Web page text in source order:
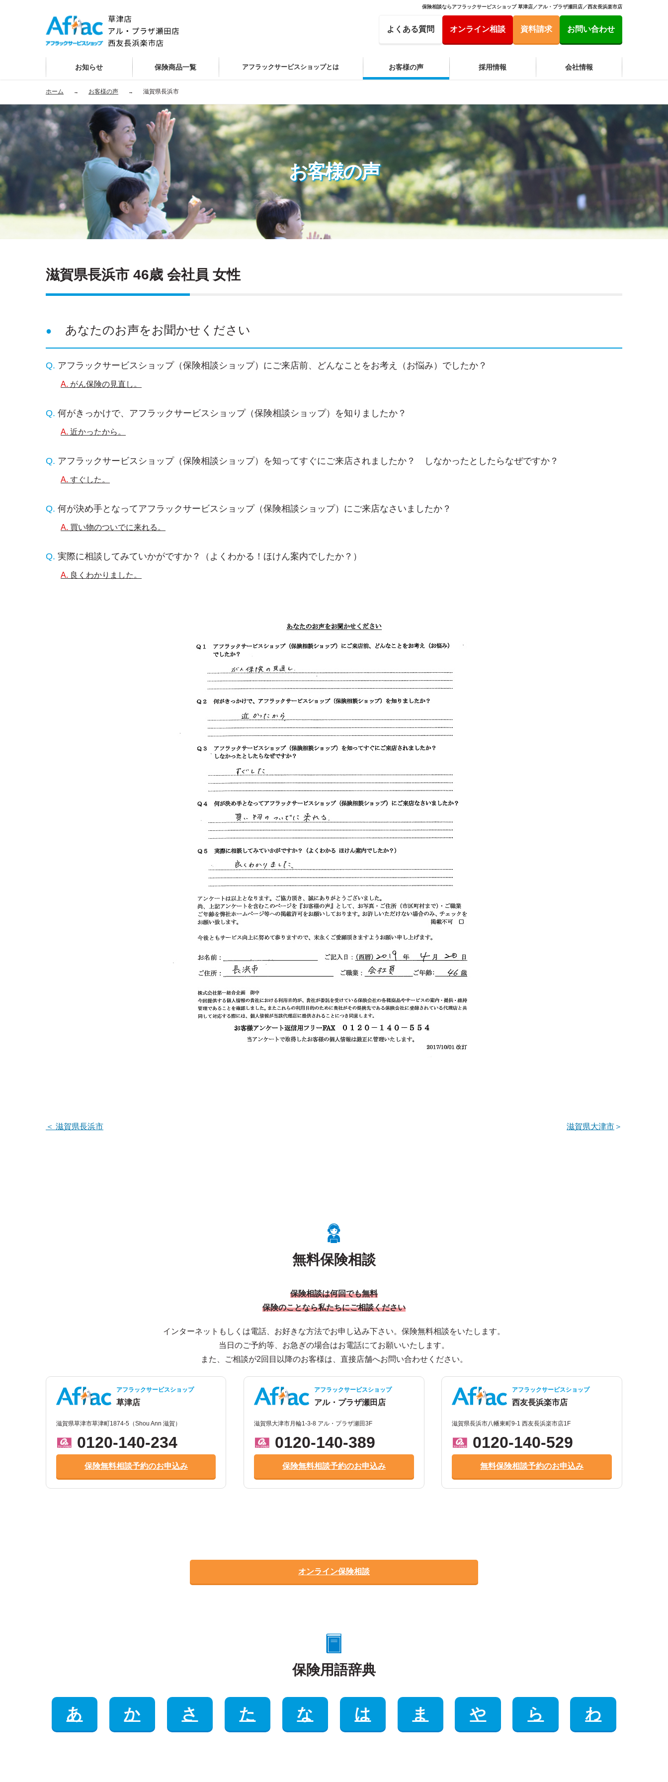
保険相談ならアフラックサービスショップ 草津店／アル・プラザ瀬田店／西友長浜楽市店
よくある質問 オンライン相談 資料請求 お問い合わせ
お知らせ 保険商品一覧 アフラックサービスショップとは お客様の声 採用情報 会社情報
ホーム お客様の声 滋賀県長浜市
お客様の声
滋賀県長浜市 46歳 会社員 女性
あなたのお声をお聞かせください
アフラックサービスショップ（保険相談ショップ）にご来店前、どんなことをお考え（お悩み）でしたか？
がん保険の見直し。
何がきっかけで、アフラックサービスショップ（保険相談ショップ）を知りましたか？
近かったから。
アフラックサービスショップ（保険相談ショップ）を知ってすぐにご来店されましたか？ しなかったとしたらなぜですか？
すぐした。
何が決め手となってアフラックサービスショップ（保険相談ショップ）にご来店なさいましたか？
買い物のついでに来れる。
実際に相談してみていかがですか？（よくわかる！ほけん案内でしたか？）
良くわかりました。
＜ 滋賀県長浜市 ＞
滋賀県大津市
無料保険相談
保険相談は何回でも無料
保険のことなら私たちにご相談ください
インターネットもしくは電話、お好きな方法でお申し込み下さい。保険無料相談をいたします。
当日のご予約等、お急ぎの場合はお電話にてお願いいたします。
また、ご相談が2回目以降のお客様は、直接店舗へお問い合わせください。
アフラックサービスショップ
草津店
滋賀県草津市草津町1874-5（Shou Ann 滋賀）
0120-140-234
保険無料相談予約のお申込み
アフラックサービスショップ
アル・プラザ瀬田店
滋賀県大津市月輪1-3-8 アル・プラザ瀬田3F
0120-140-389
保険無料相談予約のお申込み
アフラックサービスショップ
西友長浜楽市店
滋賀県長浜市八幡東町9-1 西友長浜楽市店1F
0120-140-529
無料保険相談予約のお申込み
オンライン保険相談
保険用語辞典
あ か さ た な は ま や ら わ